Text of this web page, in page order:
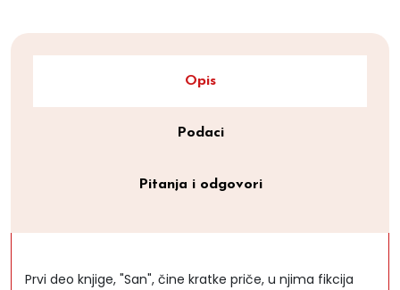
Opis
Podaci
Pitanja i odgovori
Prvi deo knjige, "San", čine kratke priče, u njima fikcija